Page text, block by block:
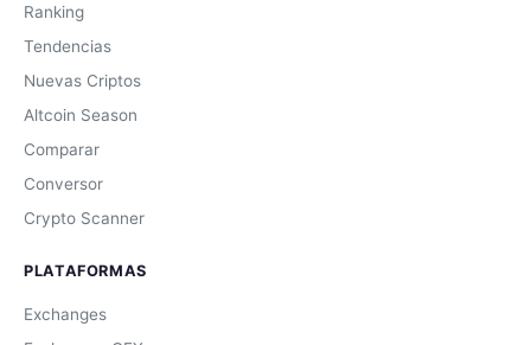
Ranking
Tendencias
Nuevas Criptos
Altcoin Season
Comparar
Conversor
Crypto Scanner
PLATAFORMAS
Exchanges